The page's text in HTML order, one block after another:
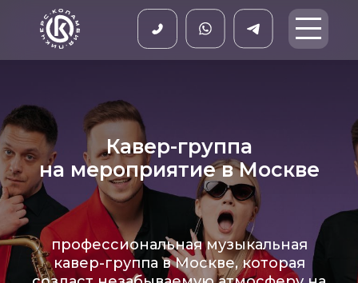
Кавер-группа
на мероприятие в Москве
профессиональная музыкальная
кавер-группа в Москве, которая